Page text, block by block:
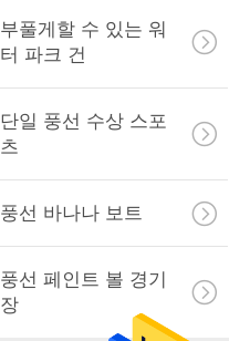
부풀게할 수 있는 워
터 파크 건
단일 풍선 수상 스포
츠
풍선 바나나 보트
풍선 페인트 볼 경기
장